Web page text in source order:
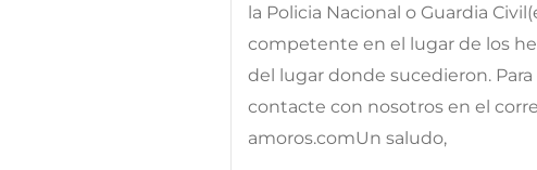
la Policia Nacional o Guardia
competente en el lugar de los
del lugar donde sucedieron.
contacte con nosotros en el
amoros.comUn saludo,